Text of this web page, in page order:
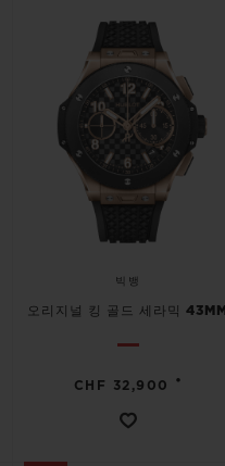
빅뱅
오리지널 킹 골드 세라믹 43MM
CHF 32,900 •